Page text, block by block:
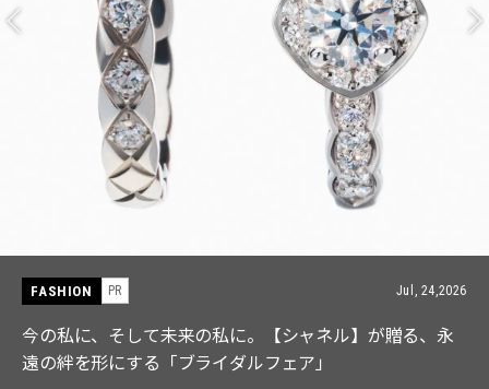
Jul, 24,2026
ャネル】が贈る、永
ア」
【ICB】人気インフルエンサー
なる「名品ブラウス」２選